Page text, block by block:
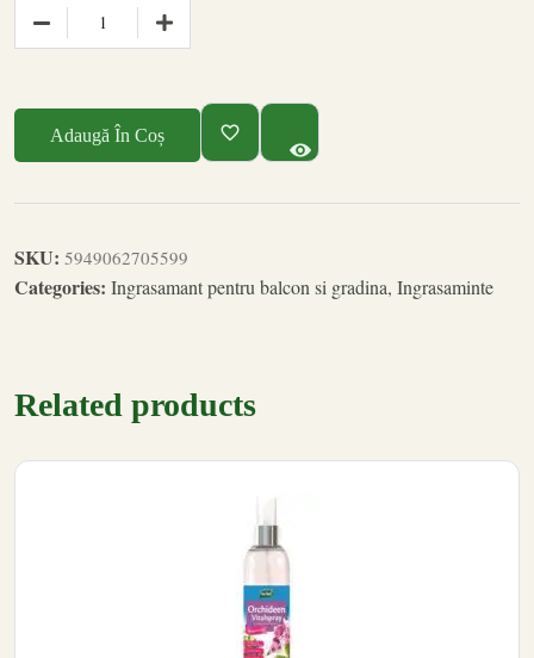
Adaugă În Coș
SKU: 5949062705599
Categories: Ingrasamant pentru balcon si gradina, Ingrasaminte
Related products